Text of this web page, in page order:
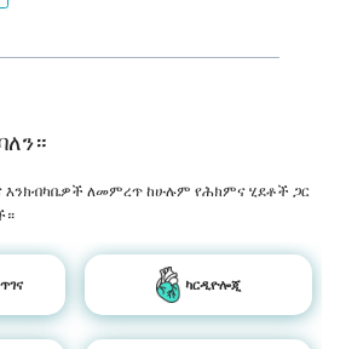
እንክብካቤዎች ለመምረጥ ከሁሉም የሕክምና ሂደቶች ጋር
ካርዲዮሎጂ